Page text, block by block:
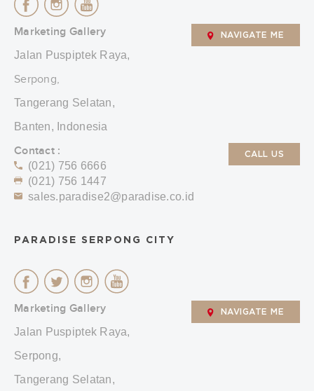
Marketing Gallery
Jalan Puspiptek Raya,
Serpong,
Tangerang Selatan,
Banten, Indonesia
NAVIGATE ME
Contact :
(021) 756 6666
(021) 756 1447
sales.paradise2@paradise.co.id
CALL US
PARADISE SERPONG CITY
Marketing Gallery
Jalan Puspiptek Raya,
Serpong,
Tangerang Selatan,
NAVIGATE ME